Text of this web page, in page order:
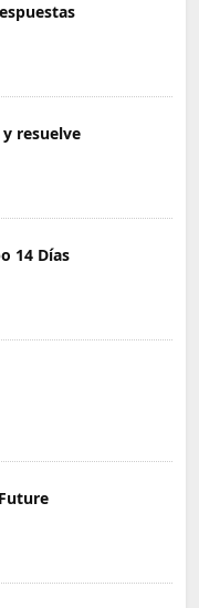
y resuelve
14 Días